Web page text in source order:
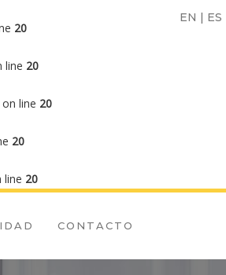
20
line 20
on line 20
20
line 20
EN | ES
CONTACTO